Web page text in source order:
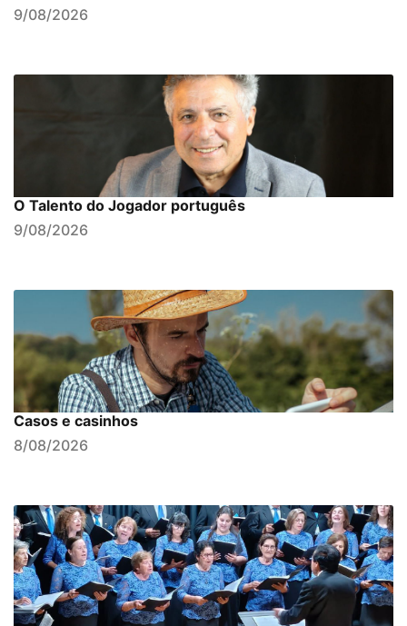
9/08/2026
O Talento do Jogador português
9/08/2026
Casos e casinhos
8/08/2026